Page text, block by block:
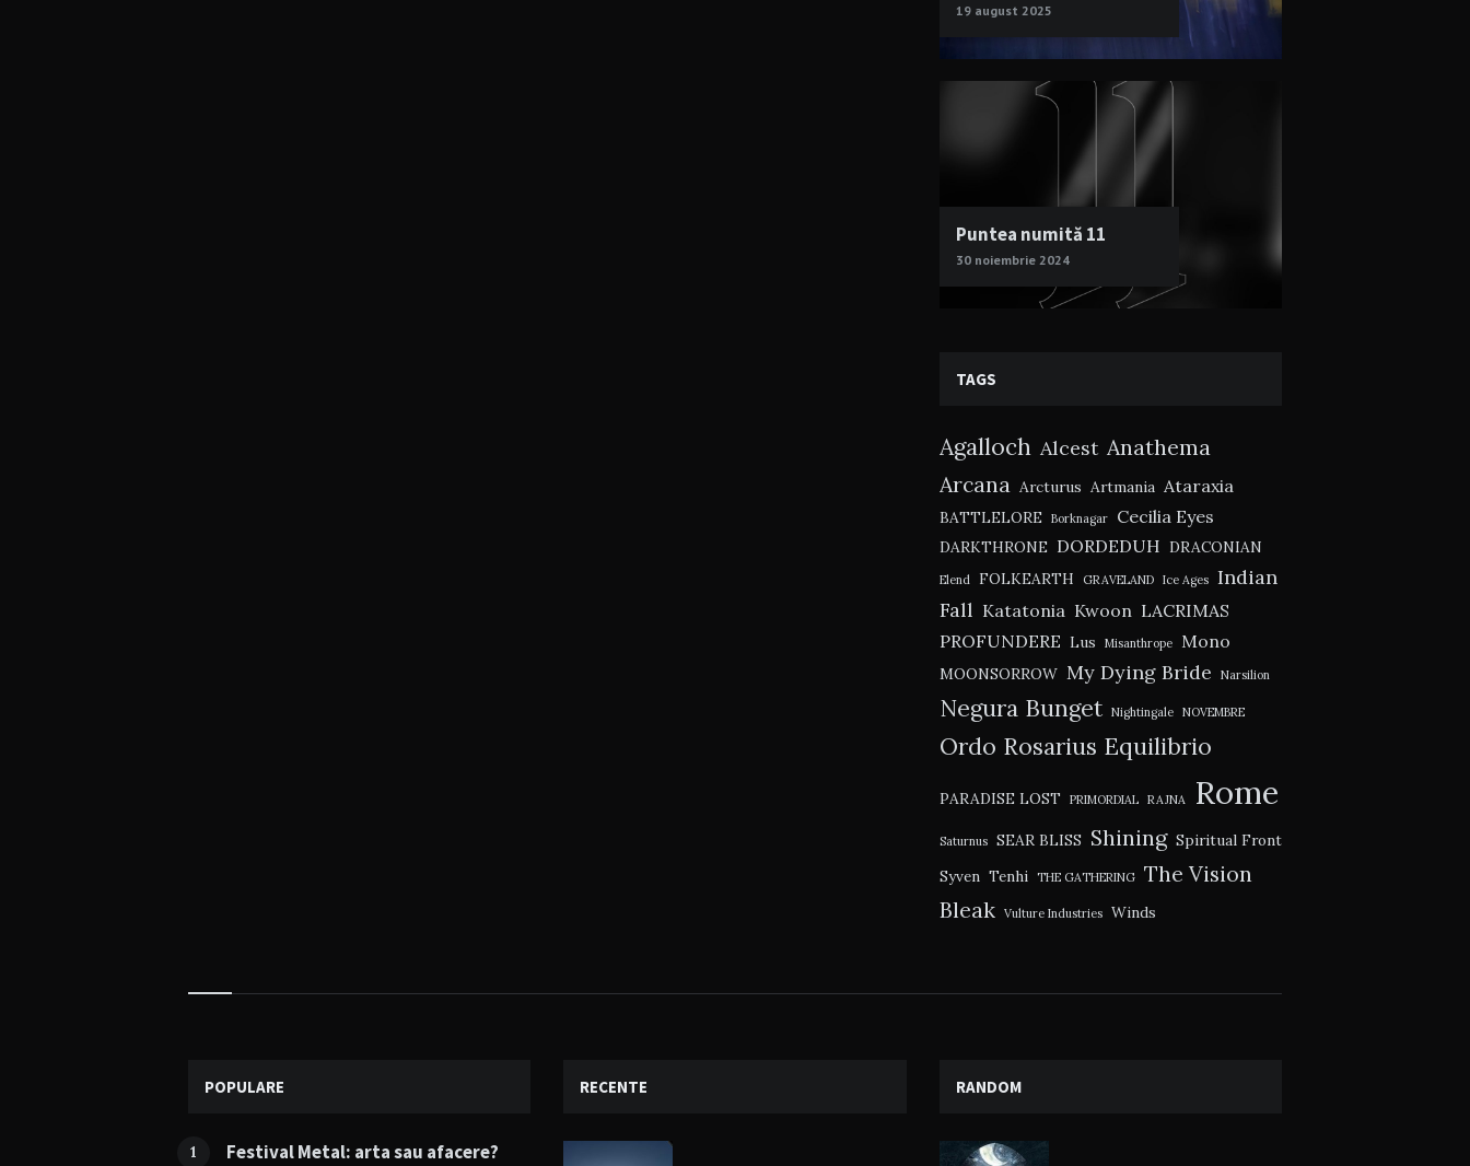
19 august 2025
Puntea numită 11
30 noiembrie 2024
TAGS
Agalloch Alcest Anathema
Arcana Arcturus Artmania Ataraxia
BATTLELORE Borknagar Cecilia Eyes
DARKTHRONE DORDEDUH DRACONIAN
Elend FOLKEARTH GRAVELAND Ice Ages Indian
Fall Katatonia Kwoon LACRIMAS
PROFUNDERE Lus Misanthrope Mono
MOONSORROW My Dying Bride Narsilion
Negura Bunget Nightingale NOVEMBRE
Ordo Rosarius Equilibrio
PARADISE LOST PRIMORDIAL RAJNA Rome
Saturnus SEAR BLISS Shining Spiritual Front
Syven Tenhi THE GATHERING The Vision
Bleak Vulture Industries Winds
Widgets
POPULARE
1 Festival Metal: arta sau afacere?
RECENTE RANDOM